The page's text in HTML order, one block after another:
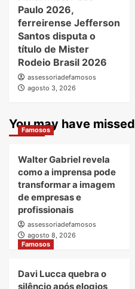
Paulo 2026,
ferreirense Jefferson
Santos disputa o
título de Mister
Rodeio Brasil 2026
assessoriadefamosos
agosto 3, 2026
You may have missed
Famosos
Walter Gabriel revela
como a imprensa pode
transformar a imagem
de empresas e
profissionais
assessoriadefamosos
agosto 8, 2026
Famosos
Davi Lucca quebra o
silêncio após elogios